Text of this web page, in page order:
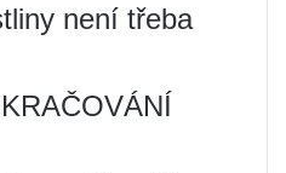
není třeba